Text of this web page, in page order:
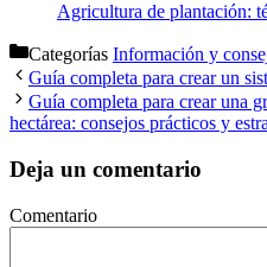
Agricultura de plantación:
Categorías Información y
Guía completa para crear un
Guía completa para crear una
hectárea: consejos prácticos y
Deja un comentario
Comentario